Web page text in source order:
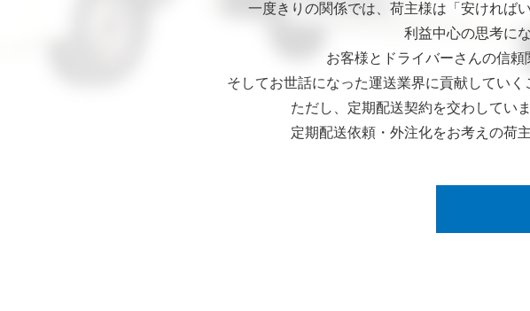
一度きりの関係では、荷主様は「安ければ
利益中心の思考に
お客様とドライバーさんの信頼
そしてお世話になった運送業界に貢献してい
ただし、定期配送契約を交わしてい
定期配送依頼・外注化をお考えの荷